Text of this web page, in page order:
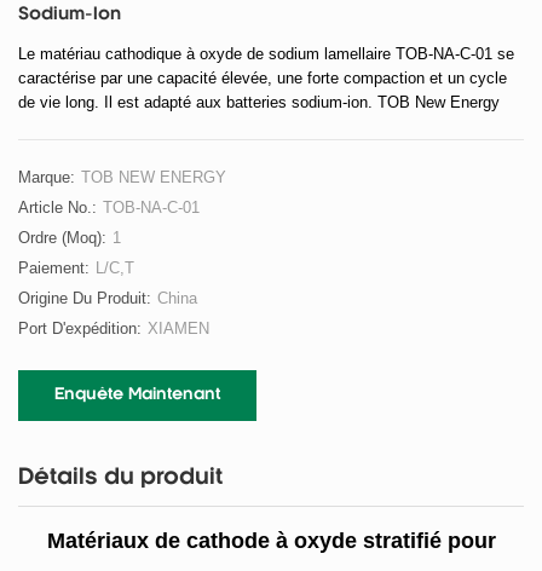
Sodium-Ion
Le matériau cathodique à oxyde de sodium lamellaire TOB-NA-C-01 se
caractérise par une capacité élevée, une forte compaction et un cycle
de vie long. Il est adapté aux batteries sodium-ion. TOB New Energy
Marque: TOB NEW ENERGY
Article No.: TOB-NA-C-01
Ordre (moq): 1
Paiement: L/C,T
Origine Du Produit: China
Port D'expédition: XIAMEN
Enquête Maintenant
Détails du produit
Matériaux de cathode à oxyde stratifié pour